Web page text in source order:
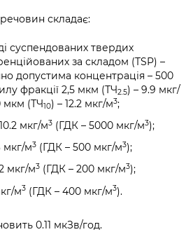
складає:
суспендованих твердих
за складом (TSP) –
допустима концентрація – 500
фракції 2,5 мкм (ТЧ2.5) – 9.9 мкг/
мкм (ТЧ10) – 12.2 мкг/м3;
мкг/м3 (ГДК – 5000 мкг/м3);
мкг/м3 (ГДК – 500 мкг/м3);
мкг/м3 (ГДК – 200 мкг/м3);
м3 (ГДК – 400 мкг/м3).
0.11 мкЗв/год.